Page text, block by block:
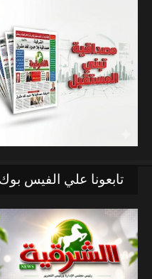
تابعونا علي الفيس بوك